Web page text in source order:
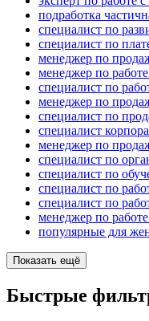
подработка
специалист по
специалист по
менеджер по
менеджер по
специалист по
менеджер по
специалист по
специалист
менеджер по
специалист по
специалист по
специалист по
специалист по
менеджер по
популярные для
Показать ещё
Быстрые